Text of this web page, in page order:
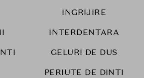
INGRIJIRE
INTERDENTARA
GELURI DE DUS
PERIUTE DE DINTI